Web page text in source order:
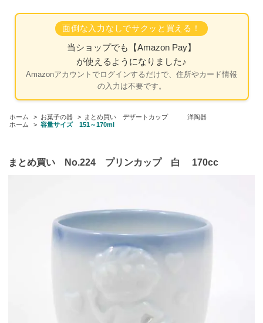
面倒な入力なしでサクッと買える！
当ショップでも
【Amazon Pay】
が使えるようになりました♪
Amazonアカウントでログインするだけで、住所やカード情報
の入力は不要です。
ホーム > お菓子の器 > まとめ買い デザートカップ 洋陶器
ホーム
> 容量サイズ 151～170ml
まとめ買い No.224 プリンカップ 白 170cc